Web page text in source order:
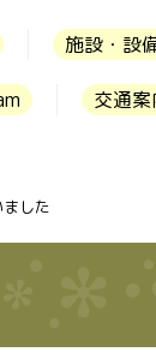
施設・設
交通案
した